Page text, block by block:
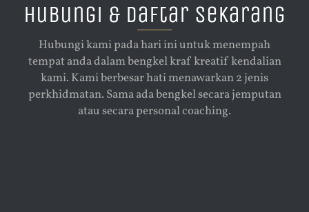
Hubungi & Daftar Sekarang
Hubungi kami pada hari ini untuk menempah
tempat anda dalam bengkel kraf kreatif kendalian
kami. Kami berbesar hati menawarkan 2 jenis
perkhidmatan. Sama ada bengkel secara jemputan
atau secara personal coaching.